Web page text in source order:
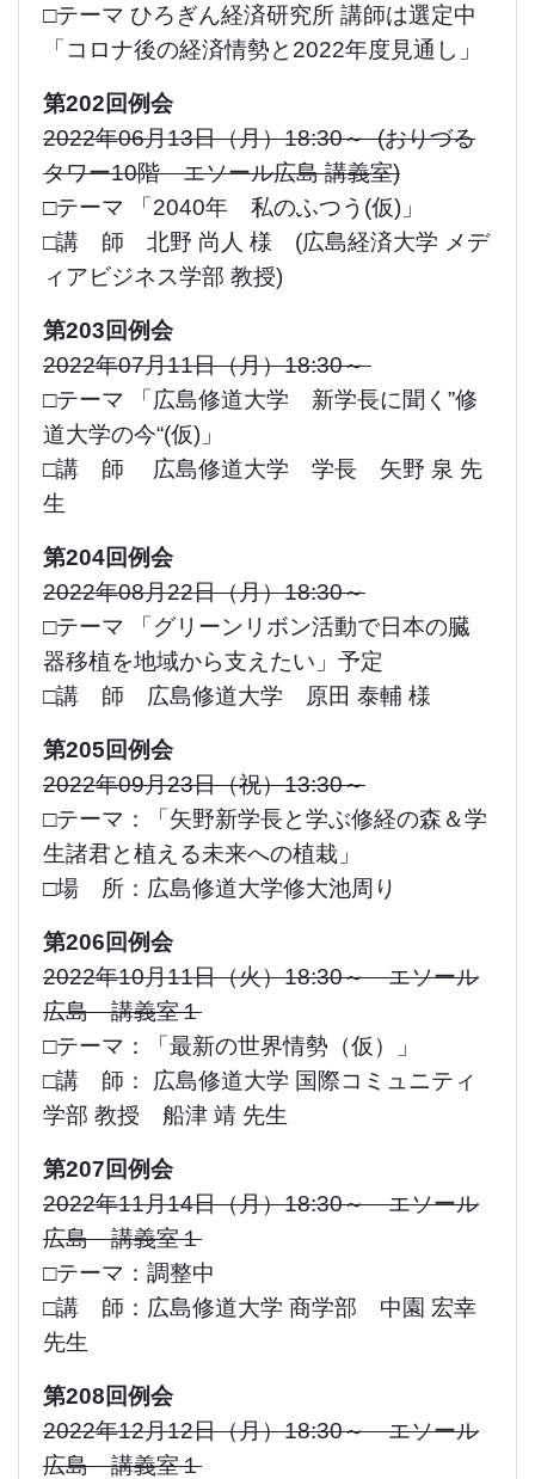
□テーマ ひろぎん経済研究所 講師は選定中
「コロナ後の経済情勢と2022年度見通し」
第202回例会
2022年06月13日（月）18:30～ (おりづる
タワー10階 エソール広島 講義室)
□テーマ 「2040年 私のふつう(仮)」
□講 師 北野 尚人 様 (広島経済大学 メデ
ィアビジネス学部 教授)
第203回例会
2022年07月11日（月）18:30～
□テーマ 「広島修道大学 新学長に聞く”修
道大学の今“(仮)」
□講 師 広島修道大学 学長 矢野 泉 先
生
第204回例会
2022年08月22日（月）18:30～
□テーマ 「グリーンリボン活動で日本の臓
器移植を地域から支えたい」予定
□講 師 広島修道大学 原田 泰輔 様
第205回例会
2022年09月23日（祝）13:30～
□テーマ：「矢野新学長と学ぶ修経の森＆学
生諸君と植える未来への植栽」
□場 所：広島修道大学修大池周り
第206回例会
2022年10月11日（火）18:30～ エソール
広島 講義室１
□テーマ：「最新の世界情勢（仮）」
□講 師： 広島修道大学 国際コミュニティ
学部 教授 船津 靖 先生
第207回例会
2022年11月14日（月）18:30～ エソール
広島 講義室１
□テーマ：調整中
□講 師：広島修道大学 商学部 中園 宏幸
先生
第208回例会
2022年12月12日（月）18:30～ エソール
広島 講義室１